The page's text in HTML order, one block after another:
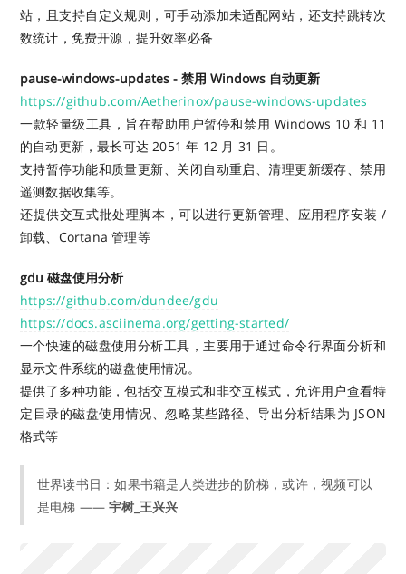
站，且支持自定义规则，可手动添加未适配网站，还支持跳转次
数统计，免费开源，提升效率必备
pause-windows-updates - 禁用 Windows 自动更新
https://github.com/Aetherinox/pause-windows-updates
一款轻量级工具，旨在帮助用户暂停和禁用 Windows 10 和 11
的自动更新，最长可达 2051 年 12 月 31 日。
支持暂停功能和质量更新、关闭自动重启、清理更新缓存、禁用
遥测数据收集等。
还提供交互式批处理脚本，可以进行更新管理、应用程序安装 /
卸载、Cortana 管理等
gdu 磁盘使用分析
https://github.com/dundee/gdu
https://docs.asciinema.org/getting-started/
一个快速的磁盘使用分析工具，主要用于通过命令行界面分析和
显示文件系统的磁盘使用情况。
提供了多种功能，包括交互模式和非交互模式，允许用户查看特
定目录的磁盘使用情况、忽略某些路径、导出分析结果为 JSON
格式等
世界读书日：如果书籍是人类进步的阶梯，或许，视频可以
是电梯 ——宇树_王兴兴